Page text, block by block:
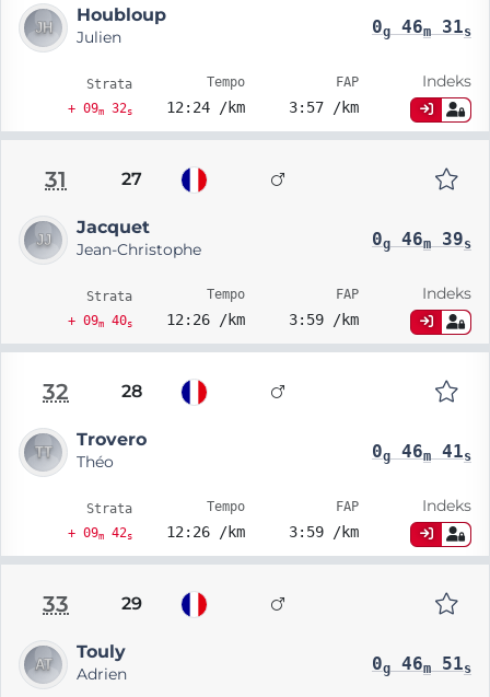
Houbloup
Julien 0g46m31s
Strata
+ 09m32s
Tempo
12:24 /km
FAP
3:57 /km
Indeks
31 27
Jacquet
Jean-Christophe 0g46m39s
Strata
+ 09m40s
Tempo
12:26 /km
FAP
3:59 /km
Indeks
32 28
Trovero
Théo 0g46m41s
Strata
+ 09m42s
Tempo
12:26 /km
FAP
3:59 /km
Indeks
33 29
Touly
Adrien 0g46m51s